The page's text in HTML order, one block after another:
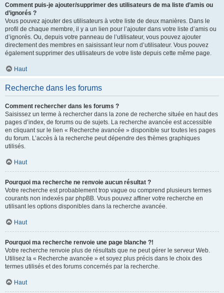
Comment puis-je ajouter/supprimer des utilisateurs de ma liste d’amis ou
d’ignorés ?
Vous pouvez ajouter des utilisateurs à votre liste de deux manières. Dans le
profil de chaque membre, il y a un lien pour l’ajouter dans votre liste d’amis ou
d’ignorés. Ou, depuis votre panneau de l’utilisateur, vous pouvez ajouter
directement des membres en saisissant leur nom d’utilisateur. Vous pouvez
également supprimer des utilisateurs de votre liste depuis cette même page.
Haut
Recherche dans les forums
Comment rechercher dans les forums ?
Saisissez un terme à rechercher dans la zone de recherche située en haut des
pages d’index, de forums ou de sujets. La recherche avancée est accessible
en cliquant sur le lien « Recherche avancée » disponible sur toutes les pages
du forum. L’accès à la recherche peut dépendre des thèmes graphiques
utilisés.
Haut
Pourquoi ma recherche ne renvoie aucun résultat ?
Votre recherche est probablement trop vague ou comprend plusieurs termes
courants non indexés par phpBB. Vous pouvez affiner votre recherche en
utilisant les options disponibles dans la recherche avancée.
Haut
Pourquoi ma recherche renvoie une page blanche ?!
Votre recherche renvoie plus de résultats que ne peut gérer le serveur Web.
Utilisez la « Recherche avancée » et soyez plus précis dans le choix des
termes utilisés et des forums concernés par la recherche.
Haut